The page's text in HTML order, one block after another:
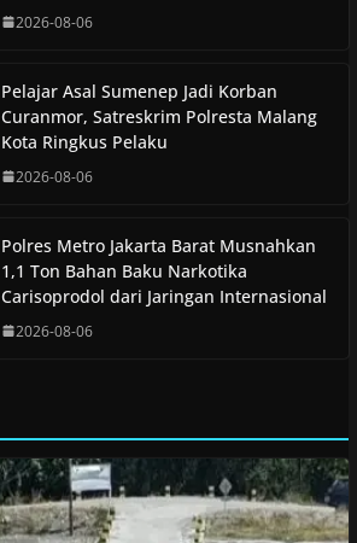
2026-08-06
Pelajar Asal Sumenep Jadi Korban
Curanmor, Satreskrim Polresta Malang
Kota Ringkus Pelaku
2026-08-06
Polres Metro Jakarta Barat Musnahkan
1,1 Ton Bahan Baku Narkotika
Carisoprodol dari Jaringan Internasional
2026-08-06